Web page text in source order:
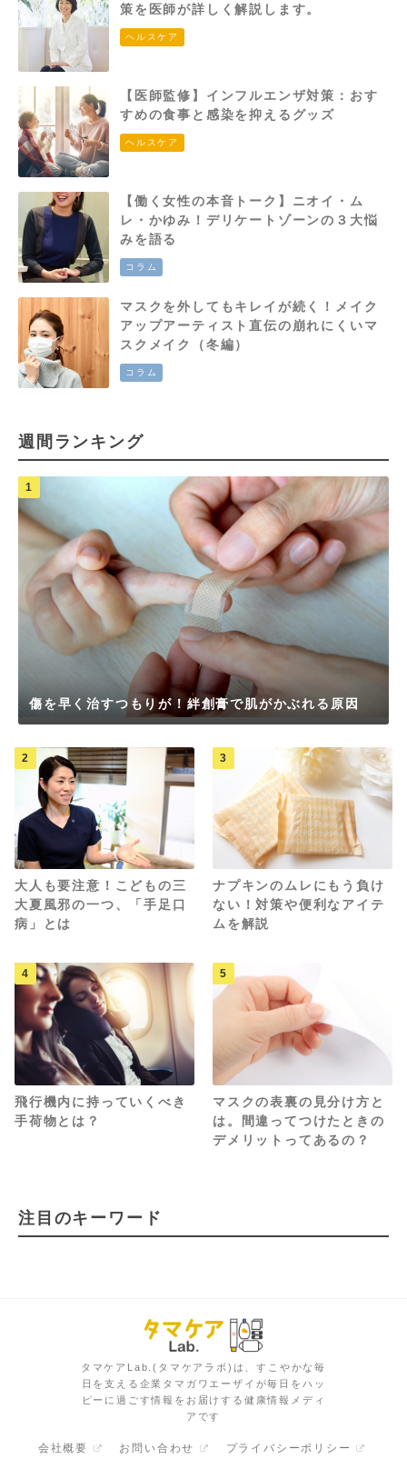
策を医師が詳しく解説します。
ヘルスケア
【医師監修】インフルエンザ対策：おす
すめの食事と感染を抑えるグッズ
ヘルスケア
【働く女性の本音トーク】ニオイ・ム
レ・かゆみ！デリケートゾーンの３大悩
みを語る
コラム
マスクを外してもキレイが続く！メイク
アップアーティスト直伝の崩れにくいマ
スクメイク（冬編）
コラム
週間ランキング
1
傷を早く治すつもりが！絆創膏で肌がかぶれる原因
2
大人も要注意！こどもの三
大夏風邪の一つ、「手足口
病」とは
3
ナプキンのムレにもう負け
ない！対策や便利なアイテ
ムを解説
4
飛行機内に持っていくべき
手荷物とは？
5
マスクの表裏の見分け方と
は。間違ってつけたときの
デメリットってあるの？
注目のキーワード
タマケアLab.(タマケアラボ)は、すこやかな毎
日を支える企業タマガワエーザイが毎日をハッ
ピーに過ごす情報をお届けする健康情報メディ
アです
会社概要 お問い合わせ
プライバシーポリシー